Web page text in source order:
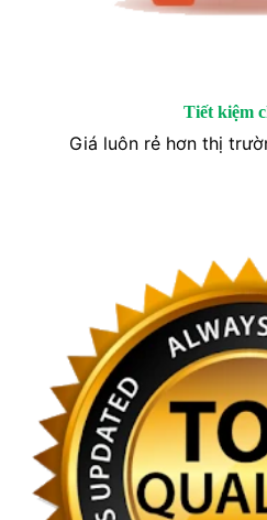
Tiết kiệm
Giá luôn rẻ hơn thị